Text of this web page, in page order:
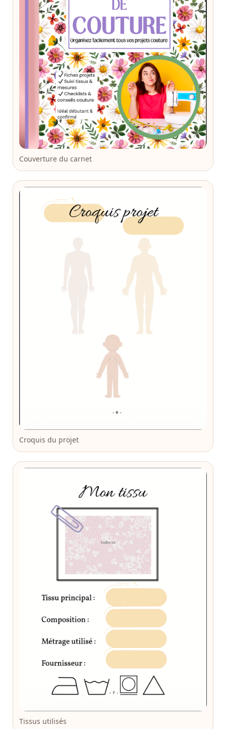
Couverture du carnet
Croquis du projet
Tissus utilisés